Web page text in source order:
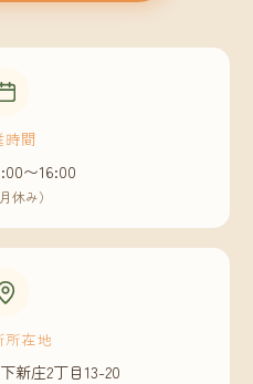
時間
〜16:00
休み）
所在地
新庄2丁目13-20